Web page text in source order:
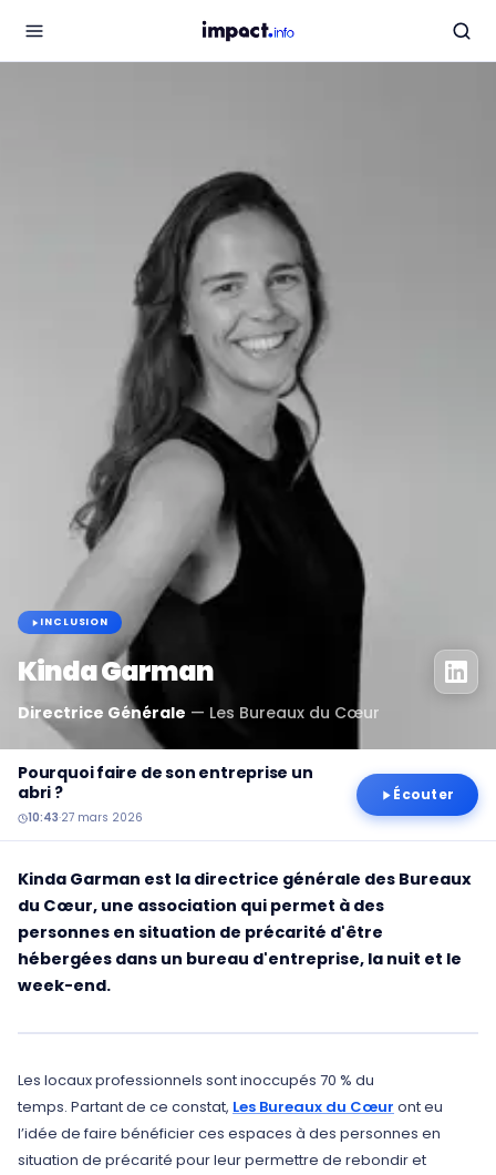
INCLUSION
Kinda Garman
Directrice Générale — Les Bureaux du Cœur
Pourquoi faire de son entreprise un
abri ?
10:43·27 mars 2026
Écouter
Kinda Garman est la directrice générale des Bureaux
du Cœur, une association qui permet à des
personnes en situation de précarité d'être
hébergées dans un bureau d'entreprise, la nuit et le
week-end.
Les locaux professionnels sont inoccupés 70 % du
temps. Partant de ce constat, Les Bureaux du Cœur ont eu
l’idée de faire bénéficier ces espaces à des personnes en
situation de précarité pour leur permettre de rebondir et